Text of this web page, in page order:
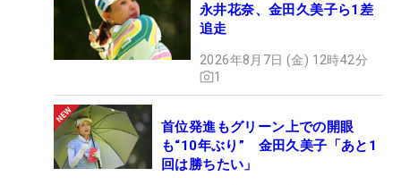
永井花奈、金田久美子ら1差
追走
2026年8月7日 (金) 12時42分
1
首位発進もグリーン上での開眼
も“10年ぶり” 金田久美子「あと1
回は勝ちたい」